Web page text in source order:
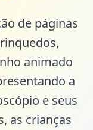
de páginas
animado
a
e seus
as crianças